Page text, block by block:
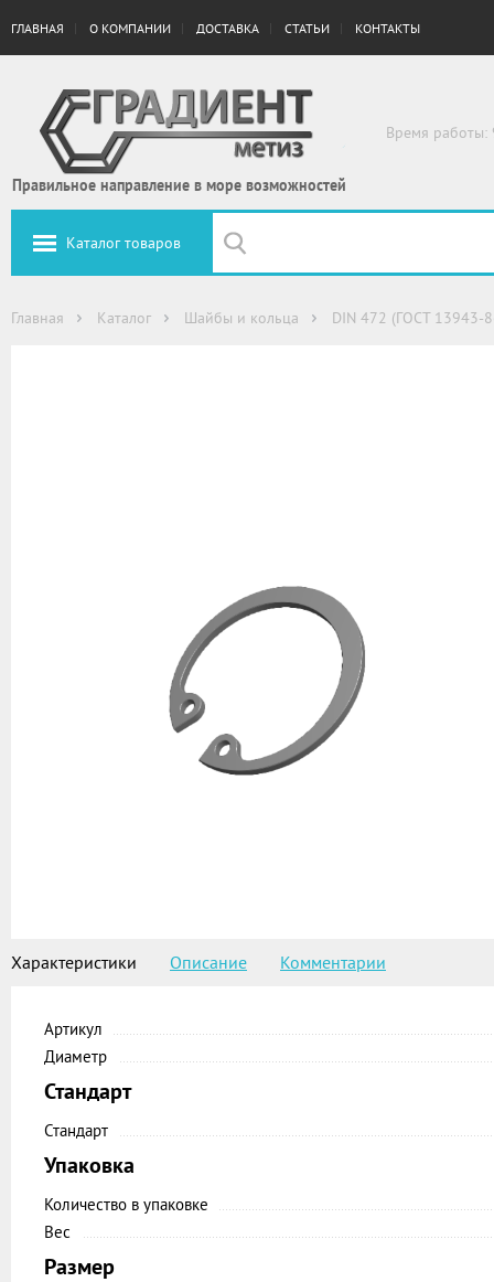
ГЛАВНАЯ О КОМПАНИИ ДОСТАВКА СТАТЬИ КОНТАКТЫ
Правильное направление в море возможностей
Время работы:
Каталог товаров
Главная Каталог Шайбы и кольца DIN 472 (ГОСТ 13943-
Характеристики Описание Комментарии
Артикул
Диаметр
Стандарт
Стандарт
Упаковка
Количество в упаковке
Вес
Размер